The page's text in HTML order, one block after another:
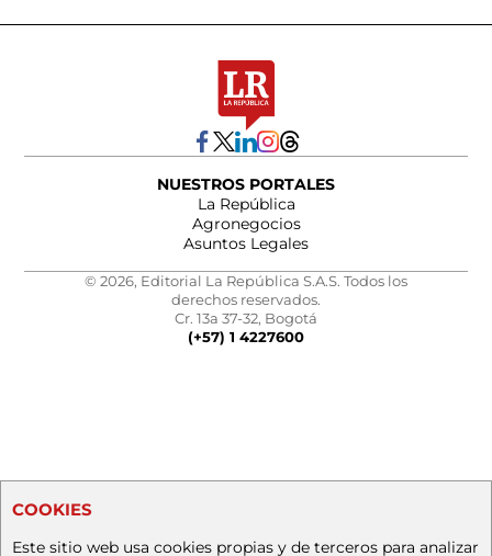
NUESTROS PORTALES
La República
Agronegocios
Asuntos Legales
© 2026, Editorial La República S.A.S. Todos los
derechos reservados.
Cr. 13a 37-32, Bogotá
(+57) 1 4227600
COOKIES
Este sitio web usa cookies propias y de terceros para analizar